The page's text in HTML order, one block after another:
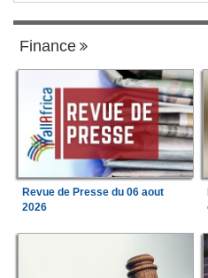
Finance
Revue de Presse du 06 aout
2026